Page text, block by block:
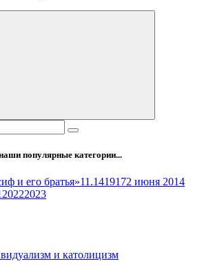
популярные категории...
и его братья»11.1419172 июня 2014
20222023
и католицизм